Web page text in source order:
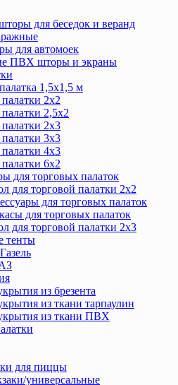
для беседок и веранд
для автомоек
ПВХ шторы и экраны
1,5х1,5 м
2х2
2,5х2
2х3
3х3
4х3
6х2
для торговых палаток
для торговой палатки 2х2
для торговых палаток
для торговых палаток
для торговой палатки 2х3
тенты
из брезента
из ткани тарпаулин
из ткани ПВХ
для пиццы
универсальные